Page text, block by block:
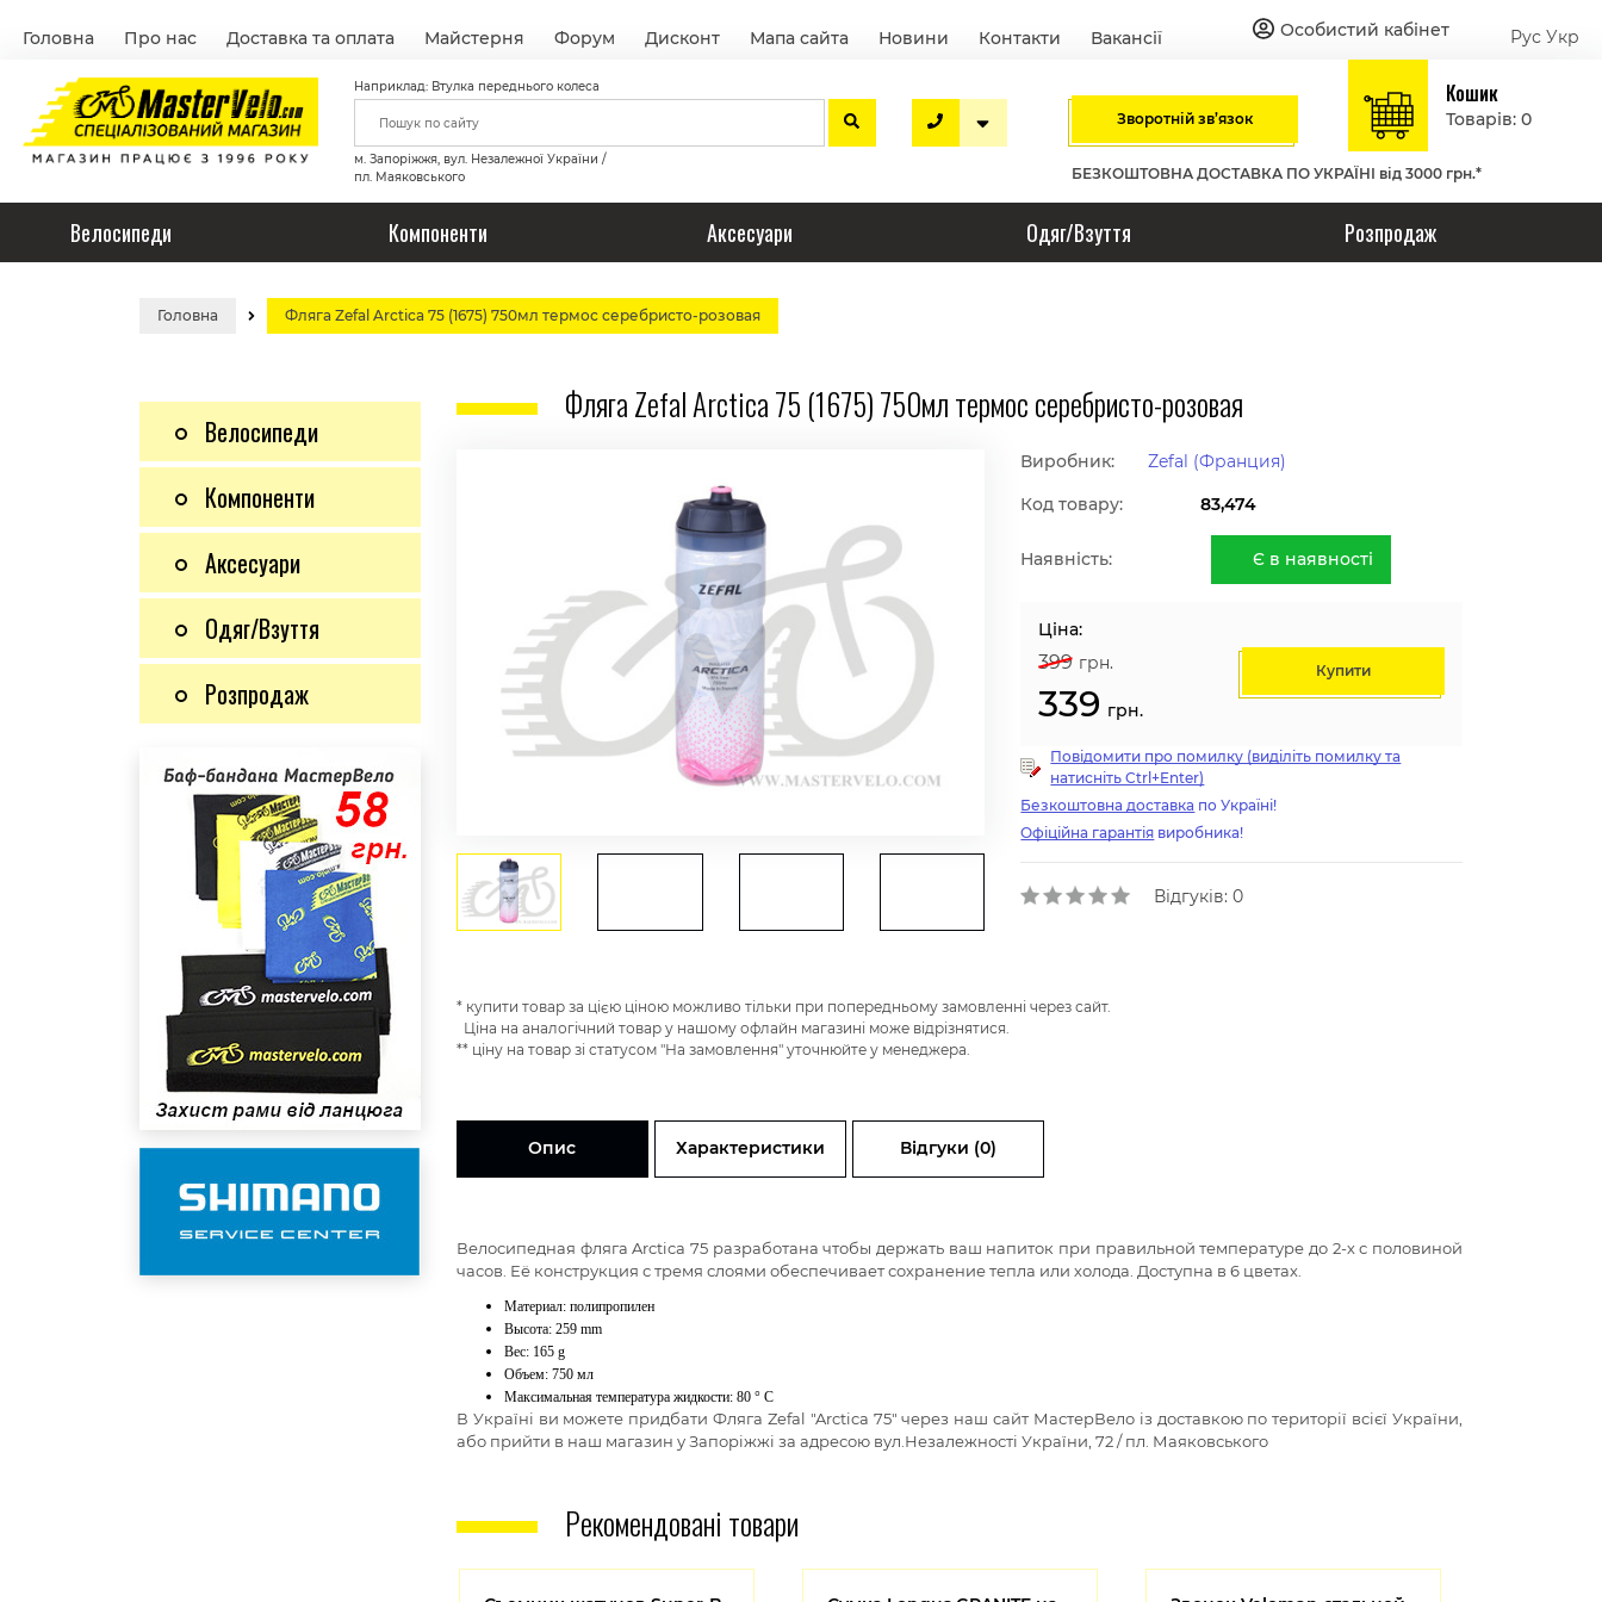
Головна Про нас Доставка та оплата Майстерня Форум Дисконт Мапа сайта Новини Контакти Вакансії Особистий кабінет Рус Укр
Наприклад: Втулка переднього колеса
м. Запоріжжя, вул. Незалежної України /
пл. Маяковського
Зворотній зв’язок
Кошик
Товарів: 0
БЕЗКОШТОВНА ДОСТАВКА ПО УКРАЇНІ від 3000 грн.*
Велосипеди Компоненти Аксесуари Одяг/Взуття Розпродаж
Головна Фляга Zefal Arctica 75 (1675) 750мл термос серебристо-розовая
Велосипеди
Компоненти
Аксесуари
Одяг/Взуття
Розпродаж
Фляга Zefal Arctica 75 (1675) 750мл термос серебристо-розовая
Виробник:
Zefal (Франция)
Код товару:
83,474
Наявність: Є в наявності
Ціна:
399 грн.
339 грн.
Купити
Повідомити про помилку (виділіть помилку та
натисніть Ctrl+Enter)
Безкоштовна доставка по Україні!
Офіційна гарантія виробника!
Відгуків: 0
* купити товар за цією ціною можливо тільки при попередньому замовленні через сайт.
Ціна на аналогічний товар у нашому офлайн магазині може відрізнятися.
** ціну на товар зі статусом "На замовлення" уточнюйте у менеджера.
Опис Характеристики Відгуки (0)
Велосипедная фляга Arctica 75 разработана чтобы держать ваш напиток при правильной температуре до 2-х с половиной
часов. Её конструкция с тремя слоями обеспечивает сохранение тепла или холода. Доступна в 6 цветах.
Материал: полипропилен
Высота: 259 mm
Вес: 165 g
Объем: 750 мл
Максимальная температура жидкости: 80 ° C
В Україні ви можете придбатиФляга Zefal "Arctica 75" через наш сайт МастерВело із доставкою по території всієї України,
або прийти в наш магазин у Запоріжжі за адресою вул.Незалежності України, 72 / пл. Маяковського
Рекомендовані товари